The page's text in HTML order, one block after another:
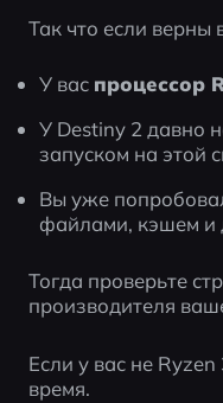
Так что если верны
У вас процессор
У Destiny 2 давно
запуском на этой
Вы уже
файлами, кэшем и
Тогда проверьте
производителя
Если у вас не
время.